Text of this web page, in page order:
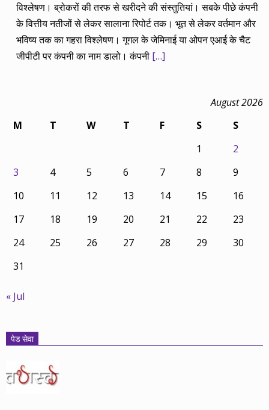
विश्लेषण। ब्रोकरों की तरफ से खरीदने की संस्तुतियां। सबके पीछे कंपनी
के वित्तीय नतीजों से लेकर सालाना रिपोर्ट तक। भूत से लेकर वर्तमान और
भविष्य तक का गहरा विश्लेषण। गूगल के जेमिनाई या ओपन एआई के चैट
जीपीटी पर कंपनी का नाम डालो। कंपनी […]
August 2026
M
T W T F S
S
1
2
3
4 5 6 7 8
9
10
11 12 13 14 15
16
17
18 19 20 21 22
23
24
25 26 27 28 29
30
31
« Jul
पेड सेवा